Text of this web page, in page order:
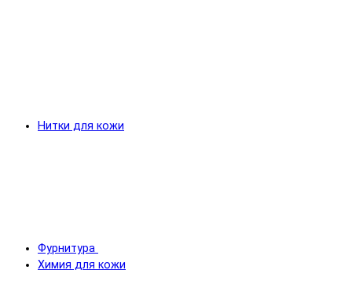
Нитки для кожи
Фурнитура
Химия для кожи